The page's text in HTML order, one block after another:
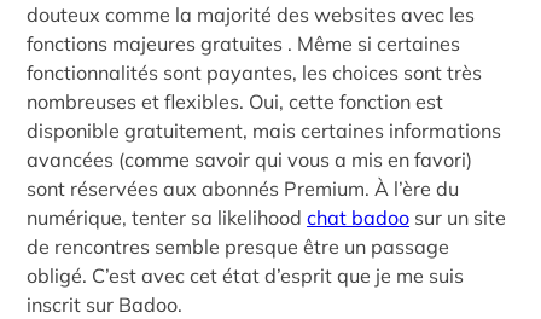
douteux comme la majorité des websites avec les
fonctions majeures gratuites . Même si certaines
fonctionnalités sont payantes, les choices sont très
nombreuses et flexibles. Oui, cette fonction est
disponible gratuitement, mais certaines informations
avancées (comme savoir qui vous a mis en favori)
sont réservées aux abonnés Premium. À l’ère du
numérique, tenter sa likelihoodchat badoo sur un site
de rencontres semble presque être un passage
obligé. C’est avec cet état d’esprit que je me suis
inscrit sur Badoo.